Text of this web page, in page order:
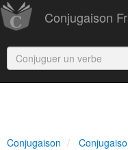
Conjugaison
Conjugaison